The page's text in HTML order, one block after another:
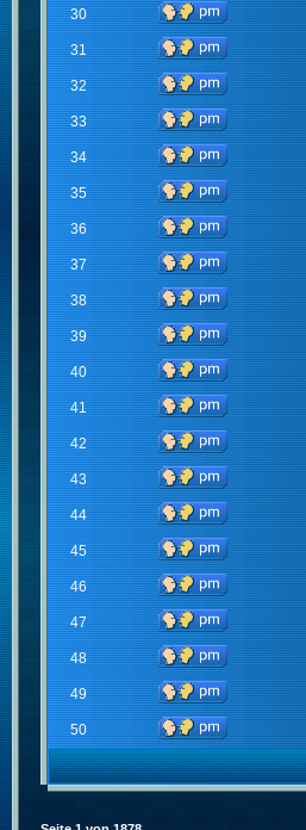
30
31
32
33
34
35
36
37
38
39
40
41
42
43
44
45
46
47
48
49
50